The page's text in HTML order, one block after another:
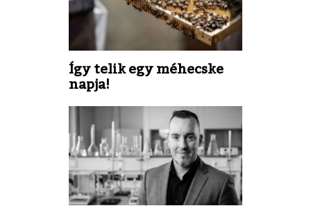
Így telik egy méhecske
napja!